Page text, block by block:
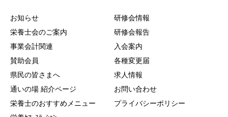
お知らせ
栄養士会のご案内
事業会計関連
賛助会員
県民の皆さまへ
通いの場 紹介ページ
栄養士のおすすめメニュー
研修会情報
研修会報告
入会案内
各種変更届
求人情報
お問い合わせ
プライバシーポリシー